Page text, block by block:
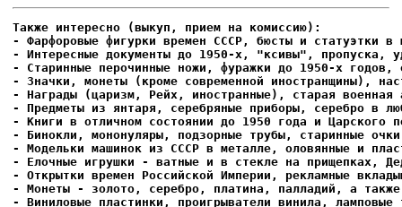
- Фарфоровые фигурки времен СССР, бюсты и статуэтки в
- Интересные документы до 1950-х, "ксивы", пропуска,
- Елочные игрушки - ватные и в стекле на прищепках,